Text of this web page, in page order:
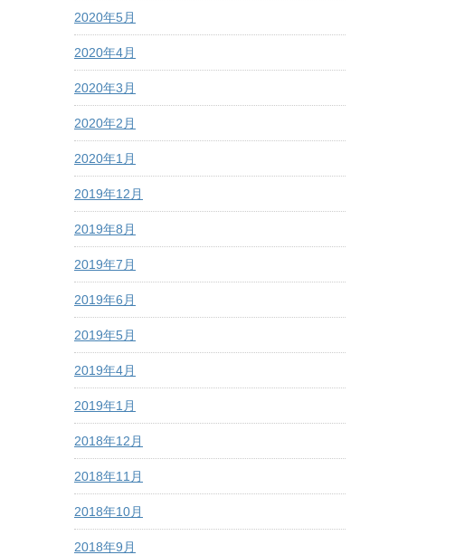
2020年5月
2020年4月
2020年3月
2020年2月
2020年1月
2019年12月
2019年8月
2019年7月
2019年6月
2019年5月
2019年4月
2019年1月
2018年12月
2018年11月
2018年10月
2018年9月